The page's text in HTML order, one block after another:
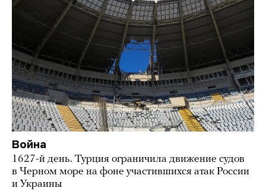
Война
1627-й день. Турция ограничила движение судов
в Черном море на фоне участившихся атак России
и Украины